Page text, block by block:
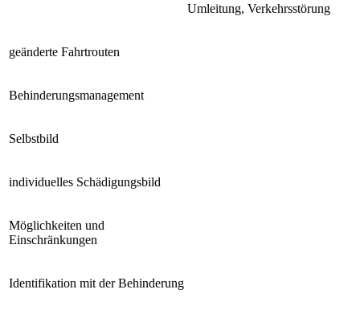
Umleitung, Verkehrsstörung
geänderte Fahrtrouten
Behinderungsmanagement
Selbstbild
individuelles Schädigungsbild
Möglichkeiten und
Einschränkungen
Identifikation mit der Behinderung